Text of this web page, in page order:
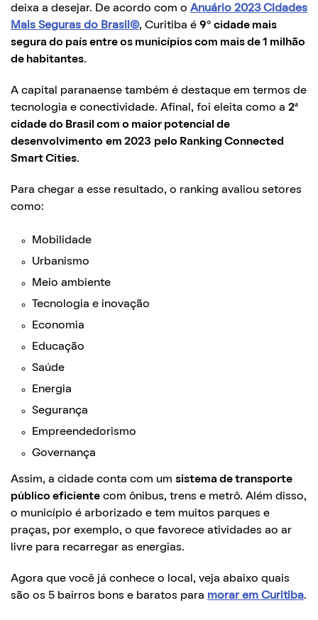
deixa a desejar. De acordo com o Anuário 2023 Cidades
Mais Seguras do Brasil©, Curitiba é 9° cidade mais
segura do país entre os municípios com mais de 1 milhão
de habitantes.
A capital paranaense também é destaque em termos de
tecnologia e conectividade. Afinal, foi eleita como a 2ª
cidade do Brasil com o maior potencial de
desenvolvimento em 2023 pelo Ranking Connected
Smart Cities.
Para chegar a esse resultado, o ranking avaliou setores
como:
Mobilidade
Urbanismo
Meio ambiente
Tecnologia e inovação
Economia
Educação
Saúde
Energia
Segurança
Empreendedorismo
Governança
Assim, a cidade conta com um sistema de transporte
público eficiente com ônibus, trens e metrô. Além disso,
o município é arborizado e tem muitos parques e
praças, por exemplo, o que favorece atividades ao ar
livre para recarregar as energias.
Agora que você já conhece o local, veja abaixo quais
são os 5 bairros bons e baratos para morar em Curitiba.